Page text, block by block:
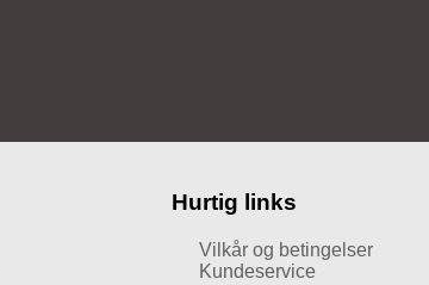
Hurtig links
Vilkår og betingelser
Kundeservice